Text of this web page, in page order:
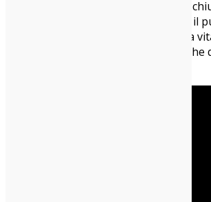
tutta l’intensità che gli è propria, ha
con una nota di speranza, lasciando il
sensazione che, nonostante tutto, la
vale sempre la pena percorrere,